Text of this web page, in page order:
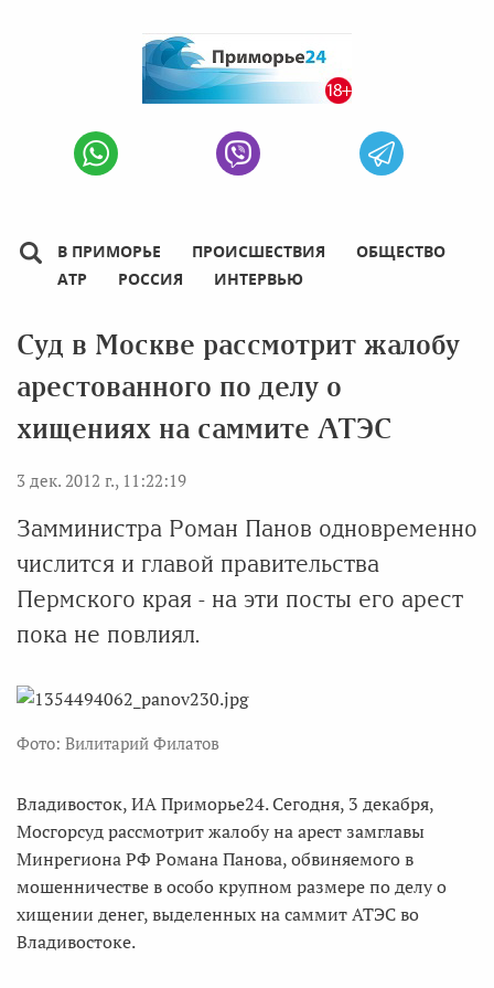
В ПРИМОРЬЕ ПРОИСШЕСТВИЯ
ОБЩЕСТВО
АТР
РОССИЯ ИНТЕРВЬЮ
Суд в Москве рассмотрит жалобу
арестованного по делу о
хищениях на саммите АТЭС
3 дек. 2012 г., 11:22:19
Замминистра Роман Панов одновременно
числится и главой правительства
Пермского края - на эти посты его арест
пока не повлиял.
Фото: Вилитарий Филатов
Владивосток, ИА Приморье24. Сегодня, 3 декабря,
Мосгорсуд рассмотрит жалобу на арест замглавы
Минрегиона РФ Романа Панова, обвиняемого в
мошенничестве в особо крупном размере по делу о
хищении денег, выделенных на саммит АТЭС во
Владивостоке.